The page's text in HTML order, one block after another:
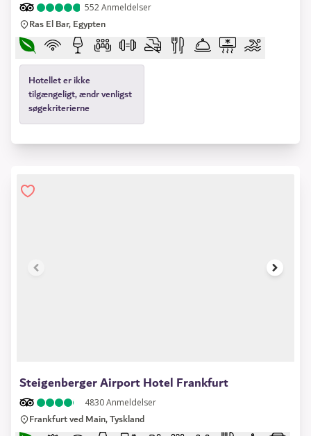
552Anmeldelser
Ras El Bar, Egypten
Hotellet er ikke
tilgængeligt, ændr venligst
søgekriterierne
Steigenberger Airport Hotel Frankfurt
4830Anmeldelser
Frankfurt ved Main, Tyskland